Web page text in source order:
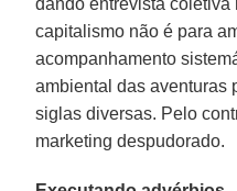
capitalismo não é para
acompanhamento
ambiental das aventuras
siglas diversas. Pelo
marketing despudorado.